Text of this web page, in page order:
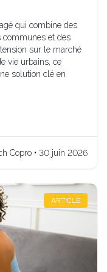
qui combine des
communes et des
sur le marché
vie urbains, ce
solution clé en
Copro • 30 juin 2026
ARTICLE